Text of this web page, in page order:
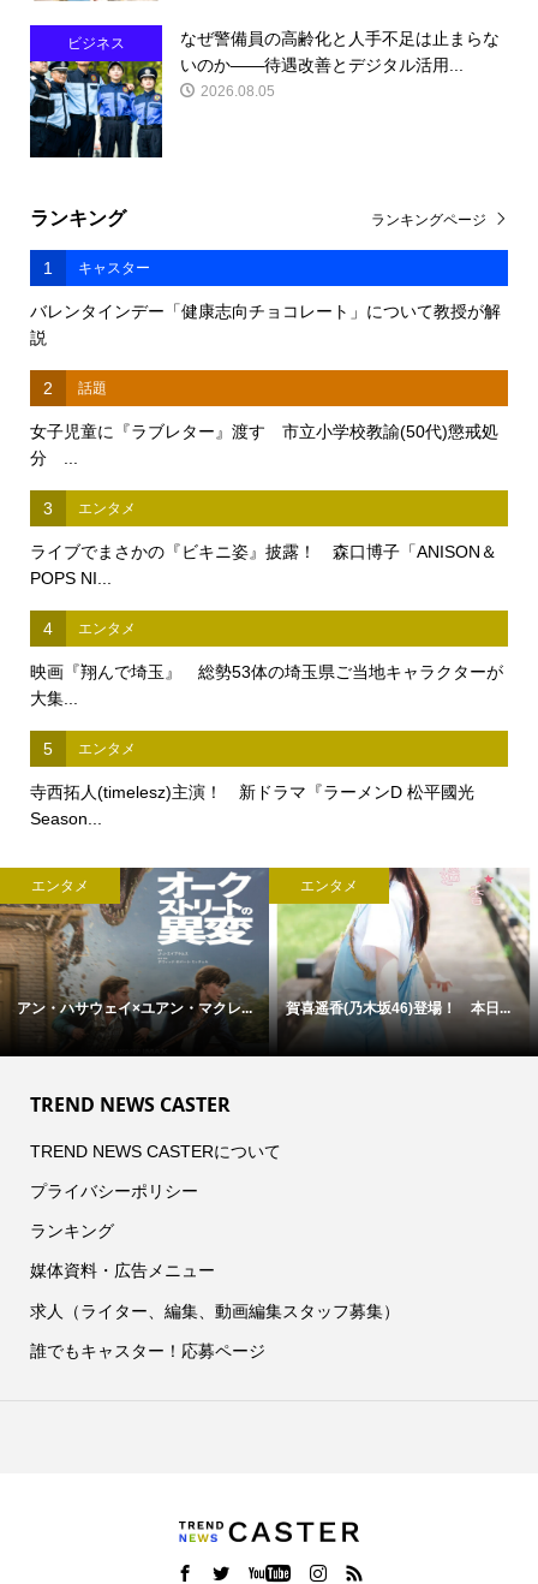
ビジネス
なぜ警備員の高齢化と人手不足は止まらな
いのか――待遇改善とデジタル活用...
2026.08.05
ランキング
1 キャスター
バレンタインデー「健康志向チョコレート」について教授が解
説
2 話題
女子児童に『ラブレター』渡す 市立小学校教諭(50代)懲戒処
分 ...
3 エンタメ
ライブでまさかの『ビキニ姿』披露！ 森口博子「ANISON＆
POPS NI...
4 エンタメ
映画『翔んで埼玉』 総勢53体の埼玉県ご当地キャラクターが
大集...
5 エンタメ
寺西拓人(timelesz)主演！ 新ドラマ『ラーメンD 松平國光
Season...
ランキングページ
エンタメ
アン・ハサウェイ×ユアン・マクレ...
エンタメ
賀喜遥香(乃木坂46)登場！ 本日...
TREND NEWS CASTER
TREND NEWS CASTERについて
プライバシーポリシー
ランキング
媒体資料・広告メニュー
求人（ライター、編集、動画編集スタッフ募集）
誰でもキャスター！応募ページ